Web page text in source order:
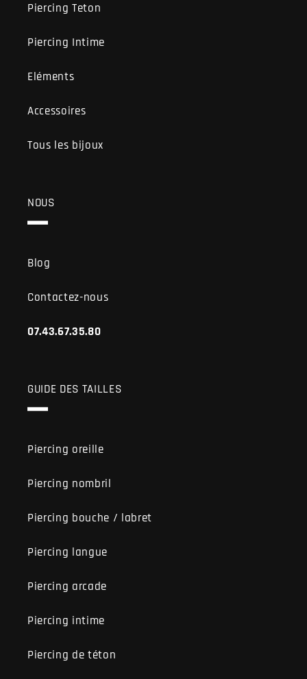
Piercing Teton
Piercing Intime
Eléments
Accessoires
Tous les bijoux
NOUS
Blog
Contactez-nous
07.43.67.35.80
GUIDE DES TAILLES
Piercing oreille
Piercing nombril
Piercing bouche / labret
Piercing langue
Piercing arcade
Piercing intime
Piercing de téton